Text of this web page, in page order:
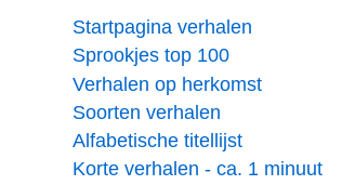
Startpagina verhalen
Sprookjes top 100
Verhalen op herkomst
Soorten verhalen
Alfabetische titellijst
Korte verhalen - ca. 1 minuut